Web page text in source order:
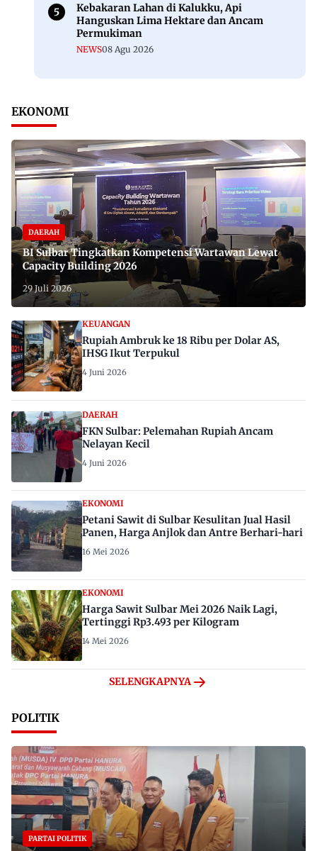
Kebakaran Lahan di Kalukku, Api
Hanguskan Lima Hektare dan Ancam
Permukiman
NEWS08 Agu 2026
EKONOMI
DAERAH
BI Sulbar Tingkatkan Kompetensi Wartawan Lewat
Capacity Building 2026
29 Juli 2026
KEUANGAN
Rupiah Ambruk ke 18 Ribu per Dolar AS,
IHSG Ikut Terpukul
4 Juni 2026
DAERAH
FKN Sulbar: Pelemahan Rupiah Ancam
Nelayan Kecil
4 Juni 2026
EKONOMI
Petani Sawit di Sulbar Kesulitan Jual Hasil
Panen, Harga Anjlok dan Antre Berhari-hari
16 Mei 2026
EKONOMI
Harga Sawit Sulbar Mei 2026 Naik Lagi,
Tertinggi Rp3.493 per Kilogram
14 Mei 2026
SELENGKAPNYA
POLITIK
PARTAI POLITIK